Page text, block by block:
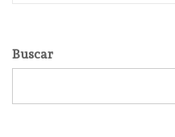
Buscar